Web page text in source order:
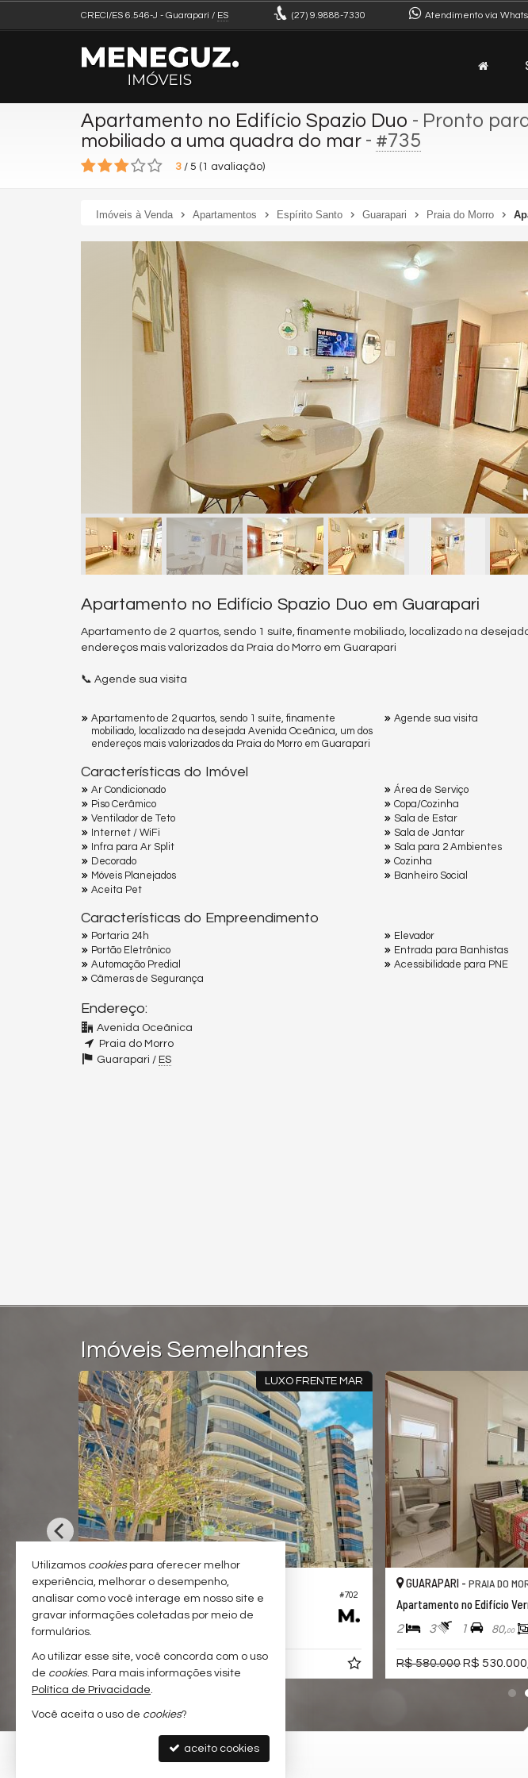
CRECI/ES 6.546-J - Guarapari / ES (27) 9.9888-7330 Atendimento via
Apartamento no Edifício Spazio Duo - Pronto
mobiliado a uma quadra do mar - #735
3 / 5 ( 1 avaliação)
Imóveis à Venda Apartamentos Espírito Santo Guarapari Praia do Morro
Apartamento no Edifício Spazio Duo em Guarapari
Apartamento de 2 quartos, sendo 1 suíte, finamente mobiliado, localizado na
endereços mais valorizados da Praia do Morro em Guarapari
📞 Agende sua visita
Apartamento de 2 quartos, sendo 1 suíte, finamente
mobiliado, localizado na desejada Avenida Oceânica, um dos
endereços mais valorizados da Praia do Morro em Guarapari
Agende sua visita
Características do Imóvel
Ar Condicionado
Piso Cerâmico
Ventilador de Teto
Internet / WiFi
Infra para Ar Split
Decorado
Móveis Planejados
Aceita Pet
Área de Serviço
Copa/Cozinha
Sala de Estar
Sala de Jantar
Sala para 2 Ambientes
Cozinha
Banheiro Social
Características do Empreendimento
Portaria 24h
Portão Eletrônico
Automação Predial
Câmeras de Segurança
Elevador
Entrada para Banhistas
Acessibilidade para PNE
Endereço:
Avenida Oceânica
Praia do Morro
Guarapari / ES
Imóveis Semelhantes
ACEITA FINANCIAMENTO
GUARAPARI -PRAIA DO MORRO
Apartamento no Edifício Mateus Leme
R$ 450.000,
GUARAPARI -PRAIA
Apartamento no
2 3 1
R$ 565.000,00
Utilizamos cookiespara oferecer melhor
experiência, melhorar o desempenho,
analisar como você interage em nosso site e
gravar informações coletadas por meio de
formulários.
Ao utilizar esse site, você concorda com o uso
de cookies. Para mais informações visite
Política de Privacidade.
Você aceita o uso de cookies?
aceito cookies